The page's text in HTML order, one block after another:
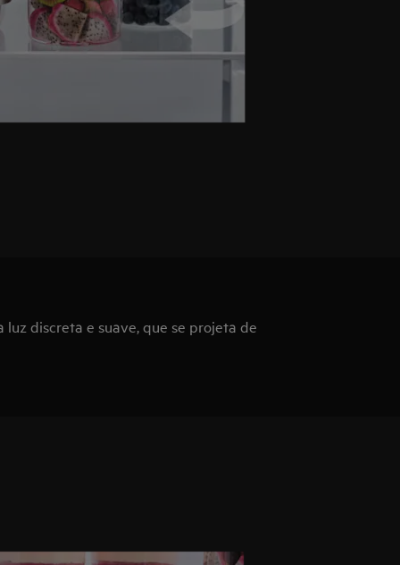
discreta e suave, que se projeta de